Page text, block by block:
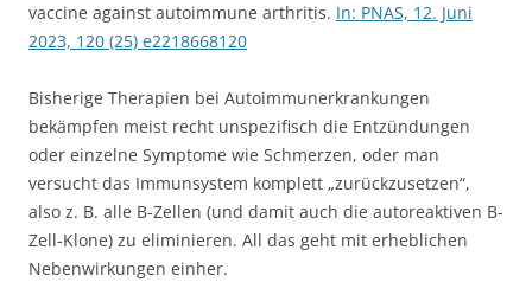
vaccine against autoimmune arthritis. In: PNAS, 12. Juni
2023, 120 (25) e2218668120
Bisherige Therapien bei Autoimmunerkrankungen
bekämpfen meist recht unspezifisch die Entzündungen
oder einzelne Symptome wie Schmerzen, oder man
versucht das Immunsystem komplett „zurückzusetzen“,
also z. B. alle B-Zellen (und damit auch die autoreaktiven B-
Zell-Klone) zu eliminieren. All das geht mit erheblichen
Nebenwirkungen einher.